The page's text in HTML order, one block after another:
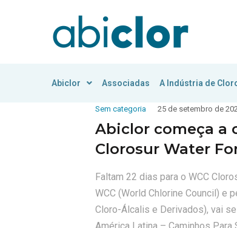
Abiclor Associadas A Indústria de
Sem categoria 25 de setembro de
Abiclor começa a
Clorosur Water
Faltam 22 dias para o WCC
WCC (World Chlorine Council) e
Cloro-Álcalis e Derivados), vai